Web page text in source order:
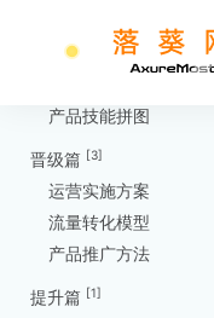
产品基础能力
产品技能拼图
晋级篇 [3]
运营实施方案
流量转化模型
产品推广方法
提升篇 [1]